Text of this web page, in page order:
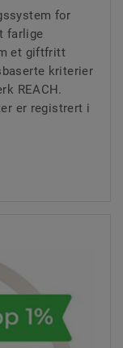
for
farlige
et giftfritt
kriterier
REACH.
er registrert i